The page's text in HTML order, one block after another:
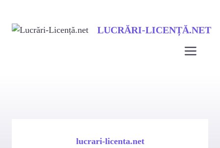
LUCRĂRI-LICENȚĂ.NET
lucrari-licenta.net